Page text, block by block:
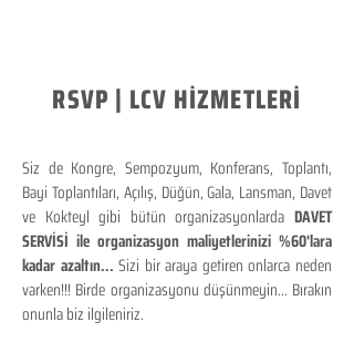
RSVP | LCV HİZMETLERİ
Siz de Kongre, Sempozyum, Konferans, Toplantı,
Bayi Toplantıları, Açılış, Düğün, Gala, Lansman, Davet
ve Kokteyl gibi bütün organizasyonlarda DAVET
SERVİSİ ile organizasyon maliyetlerinizi %60'lara
kadar azaltın...Sizi bir araya getiren onlarca neden
varken!!! Birde organizasyonu düşünmeyin... Bırakın
onunla biz ilgileniriz.